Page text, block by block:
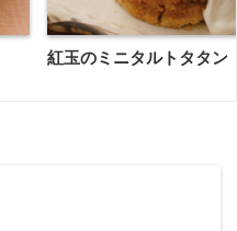
紅玉のミニタルトタタン